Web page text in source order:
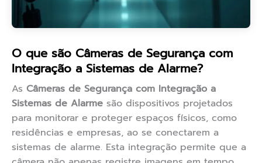
O que são Câmeras de Segurança com
Integração a Sistemas de Alarme?
As Câmeras de Segurança com Integração a
Sistemas de Alarme são dispositivos projetados
para monitorar e proteger espaços físicos, como
residências e empresas, ao se conectarem a
sistemas de alarme. Esta integração permite que a